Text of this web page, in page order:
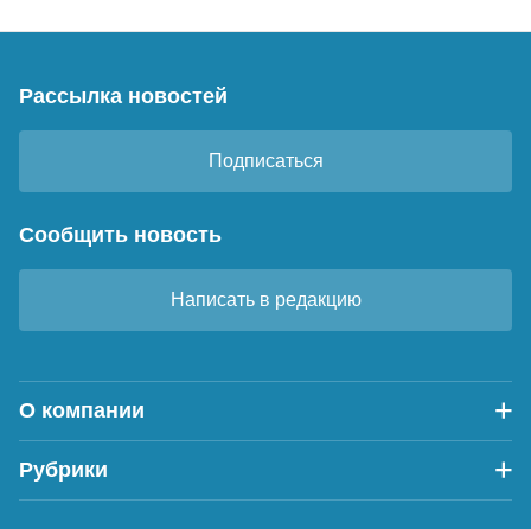
Рассылка новостей
Подписаться
Сообщить новость
Написать в редакцию
О компании
Рубрики